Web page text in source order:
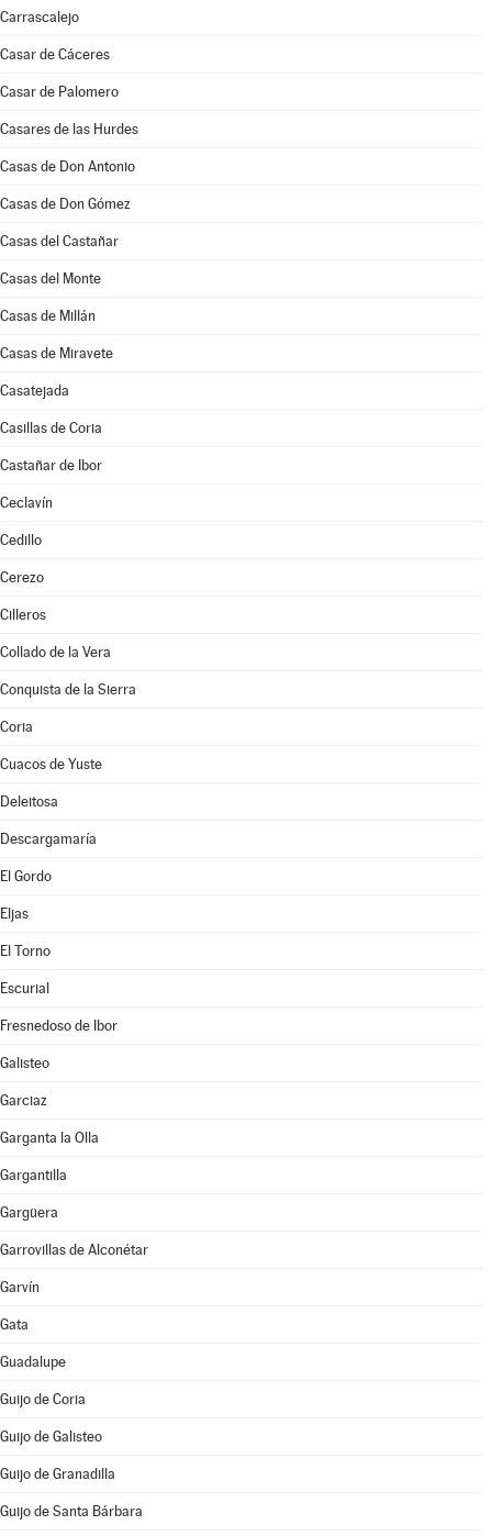
Carrascalejo
Casar de Cáceres
Casar de Palomero
Casares de las Hurdes
Casas de Don Antonio
Casas de Don Gómez
Casas del Castañar
Casas del Monte
Casas de Millán
Casas de Miravete
Casatejada
Casillas de Coria
Castañar de Ibor
Ceclavín
Cedillo
Cerezo
Cilleros
Collado de la Vera
Conquista de la Sierra
Coria
Cuacos de Yuste
Deleitosa
Descargamaría
El Gordo
Eljas
El Torno
Escurial
Fresnedoso de Ibor
Galisteo
Garciaz
Garganta la Olla
Gargantilla
Gargüera
Garrovillas de Alconétar
Garvín
Gata
Guadalupe
Guijo de Coria
Guijo de Galisteo
Guijo de Granadilla
Guijo de Santa Bárbara